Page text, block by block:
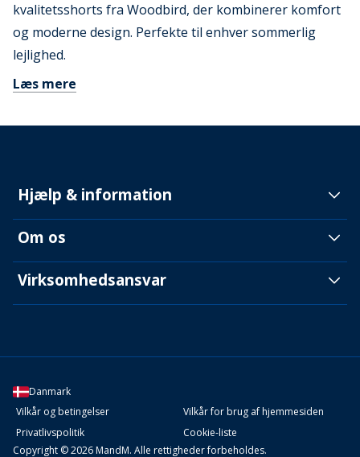
kvalitetsshorts fra Woodbird, der kombinerer komfort
og moderne design. Perfekte til enhver sommerlig
lejlighed.
Læs mere
Hjælp & information
Om os
Virksomhedsansvar
Danmark
Vilkår og betingelser
Vilkår for brug af hjemmesiden
Privatlivspolitik
Cookie-liste
Copyright © 2026 MandM. Alle rettigheder forbeholdes.